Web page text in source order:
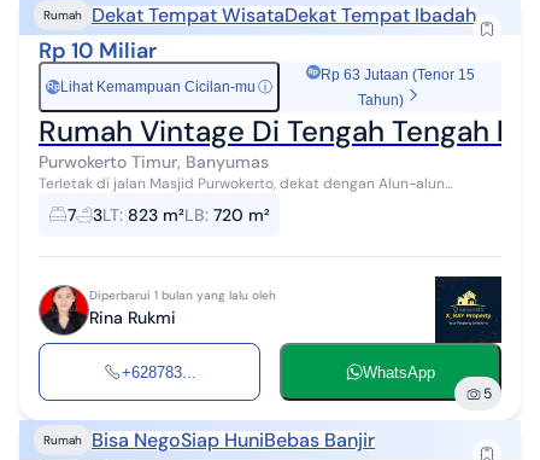
Rumah Dekat Tempat WisataDekat Tempat Ibadah
Rp 10 Miliar
Rp Lihat Kemampuan Cicilan-mu ⓘ
Rp 63 Jutaan (Tenor 15
Tahun)
Rumah Vintage Di Tengah Tengah
Purwokerto Timur, Banyumas
Terletak di jalan Masjid Purwokerto, dekat dengan Alun-alun
Purwokerto, Mall, Hotel, Pertokoan, Rumah makan, Sekolah, dan
berbagai fasilitas umum l...
7 3LT: 823 m²LB: 720 m²
Diperbarui 1 bulan yang lalu oleh
Rina Rukmi
+628783... WhatsApp
5
Rumah Bisa NegoSiap HuniBebas Banjir